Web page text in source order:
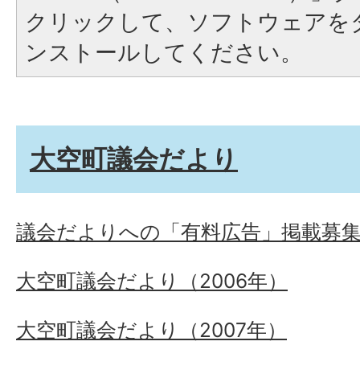
クリックして、ソフトウェア
ンストールしてください。
大空町議会だより
議会だよりへの「有料広告」掲載募
大空町議会だより（2006年）
大空町議会だより（2007年）